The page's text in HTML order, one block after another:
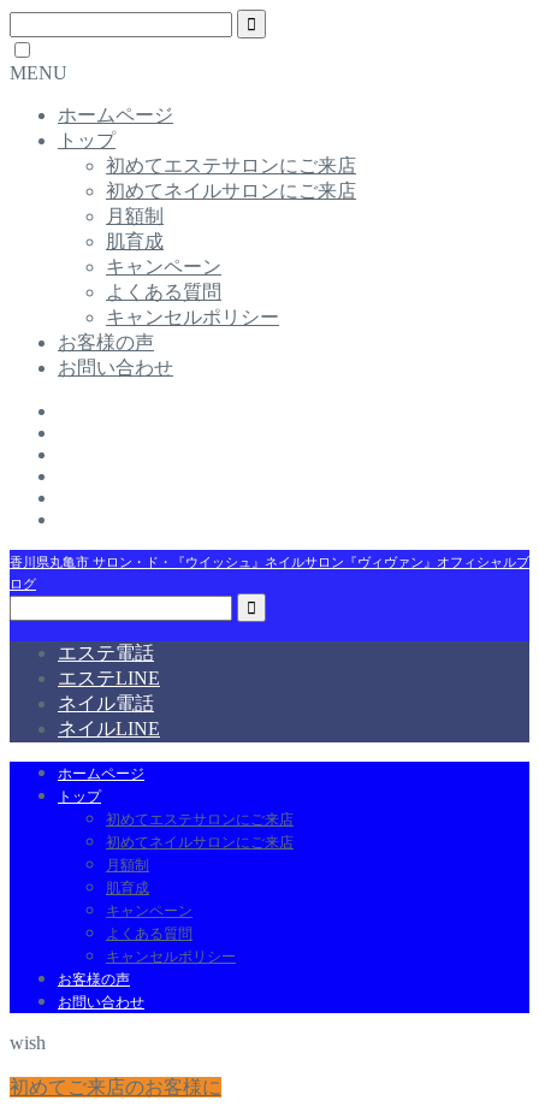
MENU
ホームページ
トップ
初めてエステサロンにご来店
初めてネイルサロンにご来店
月額制
肌育成
キャンペーン
よくある質問
キャンセルポリシー
お客様の声
お問い合わせ
香川県丸亀市 サロン・ド・『ウイッシュ』ネイルサロン『ヴィヴァン』オフィシャルブ
ログ
エステ電話
エステLINE
ネイル電話
ネイルLINE
ホームページ
トップ
初めてエステサロンにご来店
初めてネイルサロンにご来店
月額制
肌育成
キャンペーン
よくある質問
キャンセルポリシー
お客様の声
お問い合わせ
wish
初めてご来店のお客様に